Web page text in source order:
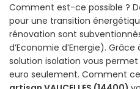
Comment est-ce possible ?
pour une transition
rénovation sont
d’Economie d’Energie).
solution isolation vous permet
euro seulement. Comment